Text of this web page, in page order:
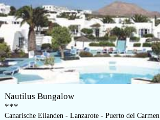
Nautilus Bungalow
***
Canarische Eilanden - Lanzarote - Puerto del Carmen